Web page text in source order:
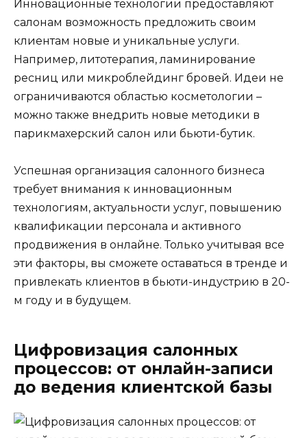
Инновационные технологии предоставляют
салонам возможность предложить своим
клиентам новые и уникальные услуги.
Например, литотерапия, ламинирование
ресниц или микроблейдинг бровей. Идеи не
ограничиваются областью косметологии –
можно также внедрить новые методики в
парикмахерский салон или бьюти-бутик.
Успешная организация салонного бизнеса
требует внимания к инновационным
технологиям, актуальности услуг, повышению
квалификации персонала и активного
продвижения в онлайне. Только учитывая все
эти факторы, вы сможете оставаться в тренде и
привлекать клиентов в бьюти-индустрию в 20-
м году и в будущем.
Цифровизация салонных
процессов: от онлайн-записи
до ведения клиентской базы